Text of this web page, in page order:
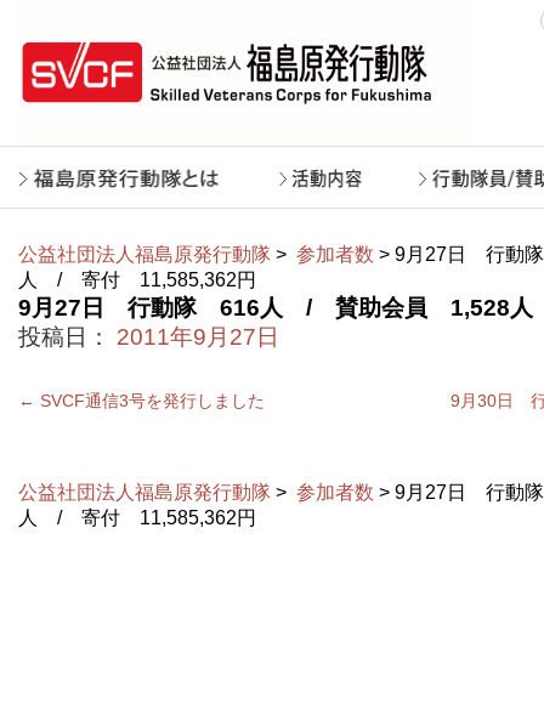
公益社団法人福島原発行動隊 > 参加者数 > 9月27日 行動
人 / 寄付 11,585,362円
9月27日 行動隊 616人 / 賛助会員 1,528
投稿日：
2011年9月27日
← SVCF通信3号を発行しました 9月30日
公益社団法人福島原発行動隊 > 参加者数 > 9月27日 行動
人 / 寄付 11,585,362円